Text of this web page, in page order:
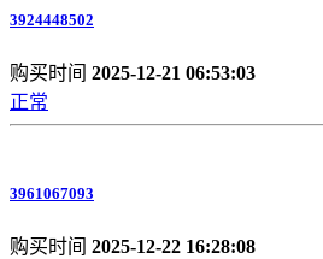
3924448502
购买时间 2025-12-21 06:53:03
正常
3961067093
购买时间 2025-12-22 16:28:08